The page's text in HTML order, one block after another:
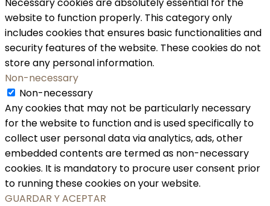
website to function properly. This category only
includes cookies that ensures basic functionalities and
security features of the website. These cookies do not
store any personal information.
Non-necessary
Non-necessary
Any cookies that may not be particularly necessary
for the website to function and is used specifically to
collect user personal data via analytics, ads, other
embedded contents are termed as non-necessary
cookies. It is mandatory to procure user consent prior
to running these cookies on your website.
GUARDAR Y ACEPTAR